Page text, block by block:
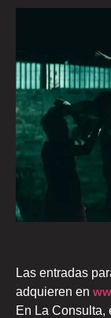
Las entradas
adquieren en
En La Consulta,